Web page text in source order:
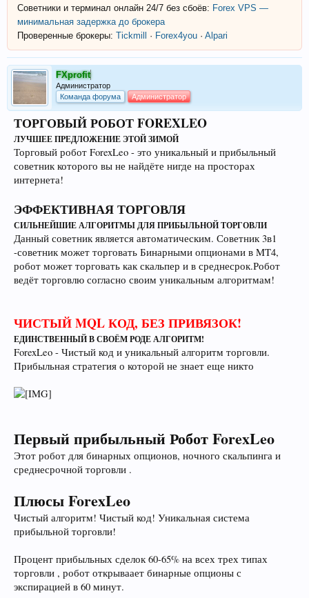
Советники и терминал онлайн 24/7 без сбоёв: Forex VPS —
минимальная задержка до брокера
Проверенные брокеры: Tickmill · Forex4you · Alpari
FXprofit
Администратор
Команда форума
Администратор
ТОРГОВЫЙ РОБОТ FOREXLEO
ЛУЧШЕЕ ПРЕДЛОЖЕНИЕ ЭТОЙ ЗИМОЙ
Торговый робот ForexLeo - это уникальный и прибыльный
советник которого вы не найдёте нигде на просторах
интернета!
ЭФФЕКТИВНАЯ ТОРГОВЛЯ
СИЛЬНЕЙШИЕ АЛГОРИТМЫ ДЛЯ ПРИБЫЛЬНОЙ ТОРГОВЛИ
Данный советник является автоматическим. Советник 3в1
-советник может торговать Бинарными опционами в MT4,
робот может торговать как скальпер и в среднесрок.Робот
ведёт торговлю согласно своим уникальным алгоритмам!
ЧИСТЫЙ MQL КОД, БЕЗ ПРИВЯЗОК!
ЕДИНСТВЕННЫЙ В СВОЁМ РОДЕ АЛГОРИТМ!
ForexLeo - Чистый код и уникальный алгоритм торговли.
Прибыльная стратегия о которой не знает еще никто
Первый прибыльный Робот ForexLeo
Этот робот для бинарных опционов, ночного скальпинга и
среднесрочной торговли .
Плюсы ForexLeo
Чистый алгоритм! Чистый код! Уникальная система
прибыльной торговли!
Процент прибыльных сделок 60-65% на всех трех типах
торговли , робот открываает бинарные опционы с
экспирацией в 60 минут.